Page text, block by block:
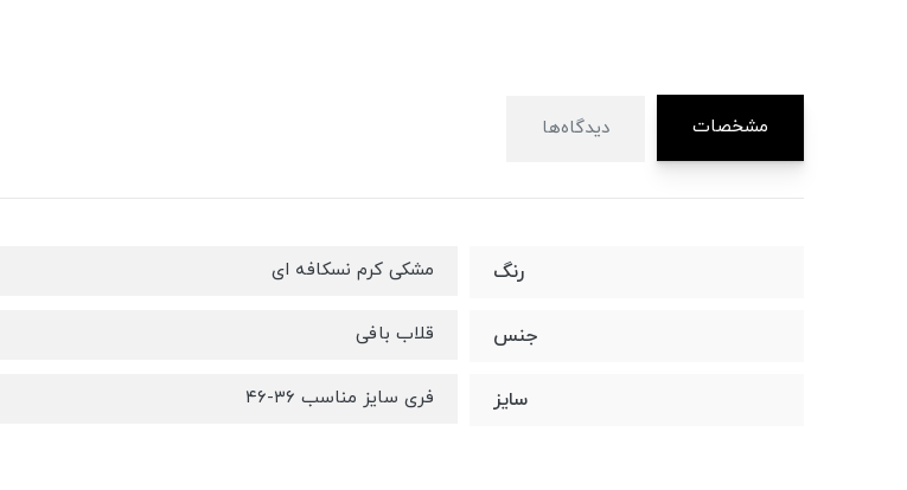
مشخصات دیدگاه‌ها
رنگ مشکی کرم نسکافه ای
جنس قلاب بافی
سایز فری سایز مناسب ۳۶-۴۶